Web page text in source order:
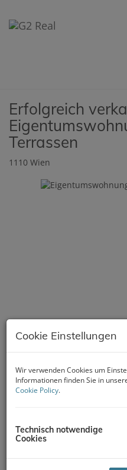
Erfolgreich
Terrassen
1110 Wien
Cookie Einstellungen
Wir verwenden Cookies um
Informationen finden Sie in
Cookie Policy.
Technisch notwendige
Cookies